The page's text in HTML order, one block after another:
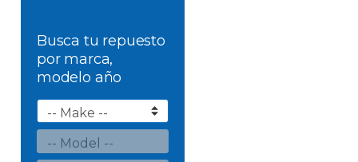
Busca tu repuesto
por marca,
modelo año